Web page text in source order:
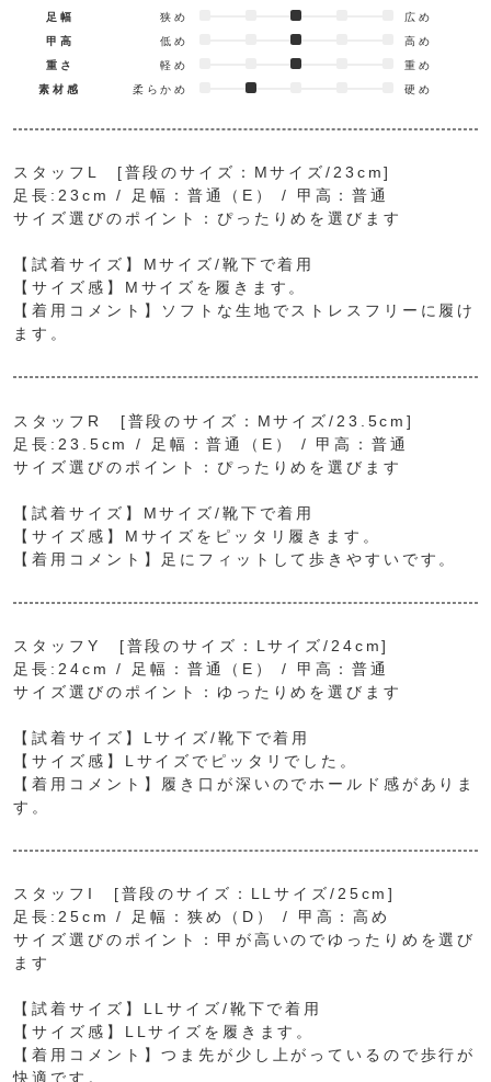
足幅
狭め
広め
甲高
低め
高め
重さ
軽め
重め
素材感
柔らかめ 硬め
スタッフL [普段のサイズ：Mサイズ/23cm]
足長:23cm / 足幅：普通（E） / 甲高：普通
サイズ選びのポイント：ぴったりめを選びます
【試着サイズ】Mサイズ/靴下で着用
【サイズ感】Mサイズを履きます。
【着用コメント】ソフトな生地でストレスフリーに履け
ます。
スタッフR [普段のサイズ：Mサイズ/23.5cm]
足長:23.5cm / 足幅：普通（E） / 甲高：普通
サイズ選びのポイント：ぴったりめを選びます
【試着サイズ】Mサイズ/靴下で着用
【サイズ感】Mサイズをピッタリ履きます。
【着用コメント】足にフィットして歩きやすいです。
スタッフY [普段のサイズ：Lサイズ/24cm]
足長:24cm / 足幅：普通（E） / 甲高：普通
サイズ選びのポイント：ゆったりめを選びます
【試着サイズ】Lサイズ/靴下で着用
【サイズ感】Lサイズでピッタリでした。
【着用コメント】履き口が深いのでホールド感がありま
す。
スタッフI [普段のサイズ：LLサイズ/25cm]
足長:25cm / 足幅：狭め（D） / 甲高：高め
サイズ選びのポイント：甲が高いのでゆったりめを選び
ます
【試着サイズ】LLサイズ/靴下で着用
【サイズ感】LLサイズを履きます。
【着用コメント】つま先が少し上がっているので歩行が
快適です。